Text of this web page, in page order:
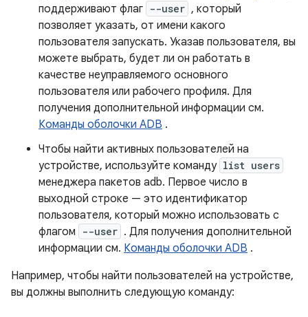
поддерживают флаг --user , который
позволяет указать, от имени какого
пользователя запускать. Указав пользователя, вы
можете выбрать, будет ли он работать в
качестве неуправляемого основного
пользователя или рабочего профиля. Для
получения дополнительной информации см.
Команды оболочки ADB .
Чтобы найти активных пользователей на
устройстве, используйте команду list users
менеджера пакетов adb. Первое число в
выходной строке — это идентификатор
пользователя, который можно использовать с
флагом
--user . Для получения дополнительной
информации см. Команды оболочки ADB .
Например, чтобы найти пользователей на устройстве,
вы должны выполнить следующую команду: